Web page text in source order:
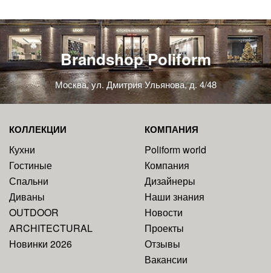
Brandshop Poliform
Москва, ул. Дмитрия Ульянова, д. 4/48
КОЛЛЕКЦИИ
Кухни
Гостиные
Спальни
Диваны
OUTDOOR
ARCHITECTURAL
Новинки 2026
КОМПАНИЯ
Poliform world
Компания
Дизайнеры
Наши знания
Новости
Проекты
Отзывы
Вакансии